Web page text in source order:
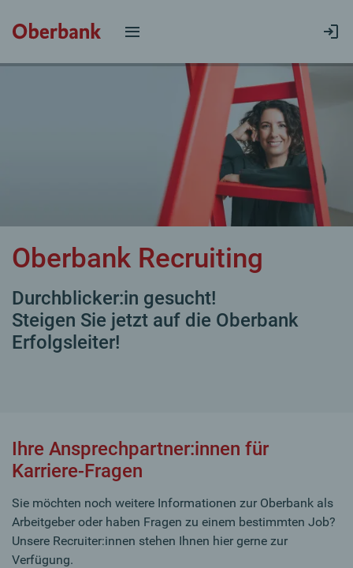
Oberbank Recruiting
Durchblicker:in gesucht!
Steigen Sie jetzt auf die Oberbank
Erfolgsleiter!
Ihre Ansprechpartner:innen für
Karriere-Fragen
Sie möchten noch weitere Informationen zur Oberbank als
Arbeitgeber oder haben Fragen zu einem bestimmten Job?
Unsere Recruiter:innen stehen Ihnen hier gerne zur
Verfügung.